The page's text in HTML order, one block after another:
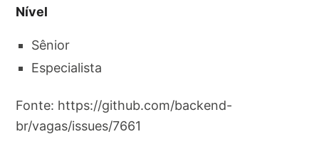
Nível
Sênior
Especialista
Fonte: https://github.com/backend-
br/vagas/issues/7661